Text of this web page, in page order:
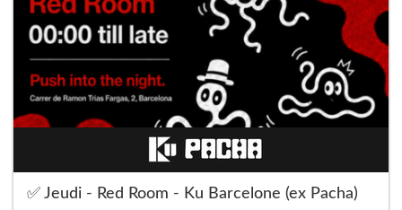
✅ Jeudi - Red Room - Ku Barcelone (ex Pacha)